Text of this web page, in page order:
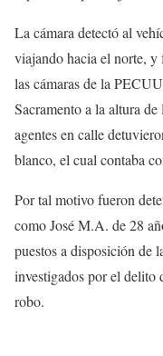
La cámara detectó al
viajando hacia el norte, y
las cámaras de la
Sacramento a la altura
agentes en calle
blanco, el cual contaba
Por tal motivo fueron
como José M.A. de 28
puestos a disposición de
investigados por el delito
robo.